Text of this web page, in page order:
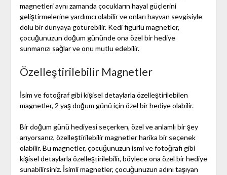
magnetleri aynı zamanda çocukların hayal güçlerini
geliştirmelerine yardımcı olabilir ve onları hayvan sevgisiyle
dolu bir dünyaya götürebilir. Kedi figürlü magnetler,
çocuğunuzun doğum gününde ona özel bir hediye
sunmanızı sağlar ve onu mutlu edebilir.
Özelleştirilebilir Magnetler
İsim ve fotoğraf gibi kişisel detaylarla özelleştirilebilen
magnetler, 2 yaş doğum günü için özel bir hediye olabilir.
Bir doğum günü hediyesi seçerken, özel ve anlamlı bir şey
arıyorsanız, özelleştirilebilir magnetler harika bir seçenek
olabilir. Bu magnetler, çocuğunuzun ismi ve fotoğrafı gibi
kişisel detaylarla özelleştirilebilir, böylece ona özel bir hediye
sunabilirsiniz. İsimli magnetler, çocuğunuzun adını taşıyan